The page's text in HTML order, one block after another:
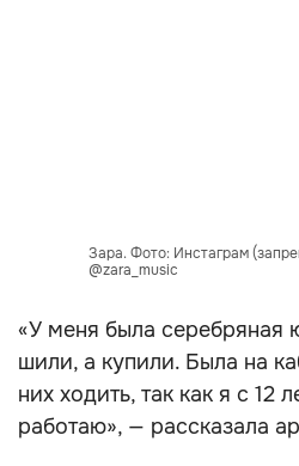
Зара. Фото: Инстаграм
@zara_music
«У меня была серебряная
шили, а купили. Была на
них ходить, так как я с 12
работаю», — рассказала